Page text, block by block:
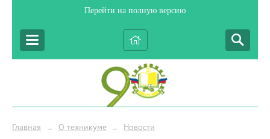
Перейти на полную версию
Главная → О техникуме → Новости